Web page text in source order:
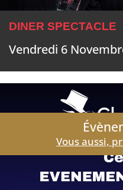
DINER SPECTACLE
Vendredi 6
Vous aussi,